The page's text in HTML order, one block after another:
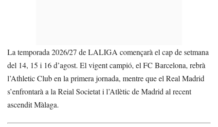
La temporada 2026/27 de LALIGA començarà el cap de setmana
del 14, 15 i 16 d’agost. El vigent campió, el FC Barcelona, rebrà
l’Athletic Club en la primera jornada, mentre que el Real Madrid
s’enfrontarà a la Reial Societat i l’Atlètic de Madrid al recent
ascendit Màlaga.